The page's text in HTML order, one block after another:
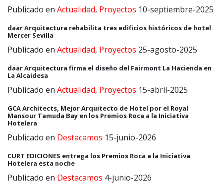
Publicado en Actualidad, Proyectos 10-septiembre-2025
daar Arquitectura rehabilita tres edificios históricos de hotel
Mercer Sevilla
Publicado en Actualidad, Proyectos 25-agosto-2025
daar Arquitectura firma el diseño del Fairmont La Hacienda en
La Alcaidesa
Publicado en Actualidad, Proyectos 15-abril-2025
GCA Architects, Mejor Arquitecto de Hotel por el Royal
Mansour Tamuda Bay en los Premios Roca a la Iniciativa
Hotelera
Publicado en Destacamos 15-junio-2026
CURT EDICIONES entrega los Premios Roca a la Iniciativa
Hotelera esta noche
Publicado en Destacamos 4-junio-2026